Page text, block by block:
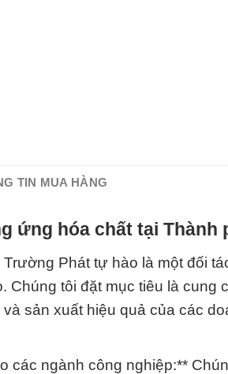
TIN MUA HÀNG
ứng hóa chất tại Thành
Phát tự hào là một đối
Chúng tôi đặt mục tiêu là
sản xuất hiệu quả của các
các ngành công nghiệp:**